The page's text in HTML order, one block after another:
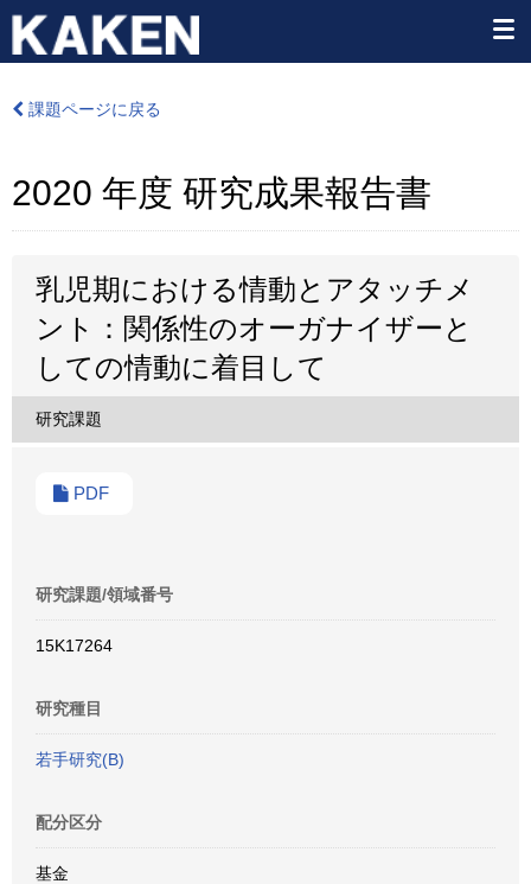
課題ページに戻る
2020 年度 研究成果報告書
乳児期における情動とアタッチメ
ント：関係性のオーガナイザーと
しての情動に着目して
研究課題
PDF
研究課題/領域番号
15K17264
研究種目
若手研究(B)
配分区分
基金